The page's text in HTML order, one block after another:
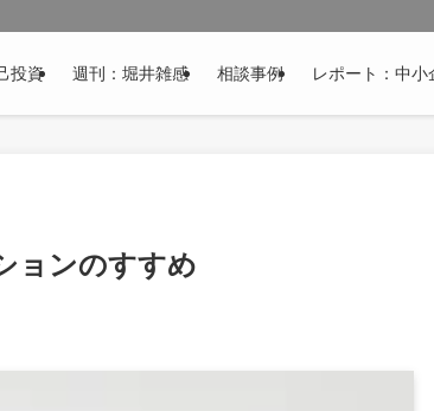
投資 週刊：堀井雑感 相談事例 レポート：中
ョンのすすめ